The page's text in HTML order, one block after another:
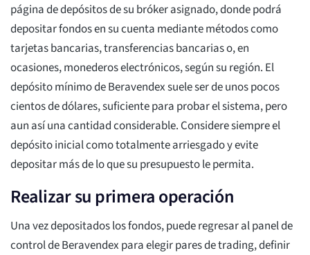
página de depósitos de su bróker asignado, donde podrá
depositar fondos en su cuenta mediante métodos como
tarjetas bancarias, transferencias bancarias o, en
ocasiones, monederos electrónicos, según su región. El
depósito mínimo de Beravendex suele ser de unos pocos
cientos de dólares, suficiente para probar el sistema, pero
aun así una cantidad considerable. Considere siempre el
depósito inicial como totalmente arriesgado y evite
depositar más de lo que su presupuesto le permita.
Realizar su primera operación
Una vez depositados los fondos, puede regresar al panel de
control de Beravendex para elegir pares de trading, definir